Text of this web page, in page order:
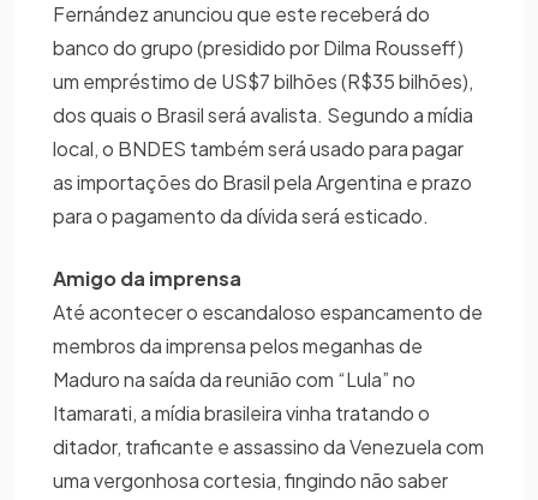
Fernández anunciou que este receberá do
banco do grupo (presidido por Dilma Rousseff)
um empréstimo de US$7 bilhões (R$35 bilhões),
dos quais o Brasil será avalista. Segundo a mídia
local, o BNDES também será usado para pagar
as importações do Brasil pela Argentina e prazo
para o pagamento da dívida será esticado.
Amigo da imprensa
Até acontecer o escandaloso espancamento de
membros da imprensa pelos meganhas de
Maduro na saída da reunião com “Lula” no
Itamarati, a mídia brasileira vinha tratando o
ditador, traficante e assassino da Venezuela com
uma vergonhosa cortesia, fingindo não saber